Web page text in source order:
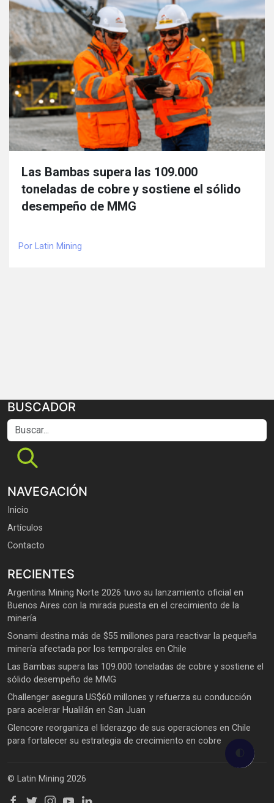
Las Bambas supera las 109.000
toneladas de cobre y sostiene el sólido
desempeño de MMG
Por Latin Mining
BUSCADOR
Buscar...
NAVEGACIÓN
Inicio
Artículos
Contacto
RECIENTES
Argentina Mining Norte 2026 tuvo su lanzamiento oficial en
Buenos Aires con la mirada puesta en el crecimiento de la
minería
Sonami destina más de $55 millones para reactivar la pequeña
minería afectada por los temporales en Chile
Las Bambas supera las 109.000 toneladas de cobre y sostiene el
sólido desempeño de MMG
Challenger asegura US$60 millones y refuerza su conducción
para acelerar Hualilán en San Juan
Glencore reorganiza el liderazgo de sus operaciones en Chile
para fortalecer su estrategia de crecimiento en cobre
© Latin Mining 2026